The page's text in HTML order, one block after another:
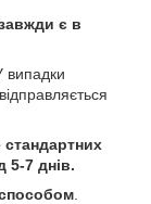
є в
випадки
стандартних
5-7 днів.